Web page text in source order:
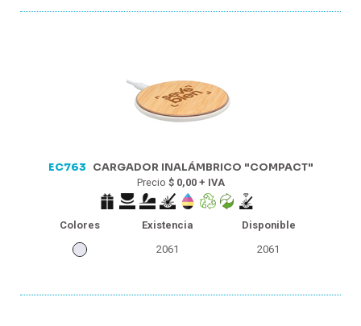
EC763 CARGADOR INALÁMBRICO "COMPACT"
Precio $ 0,00 + IVA
Colores Existencia
Disponible
2061
2061